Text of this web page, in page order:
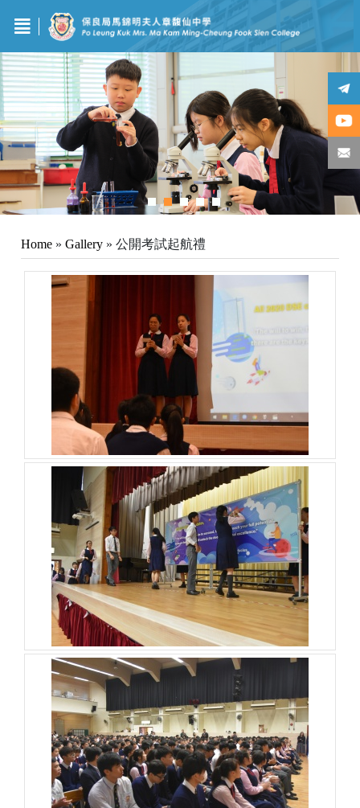
Home »Gallery »公開考試起航禮